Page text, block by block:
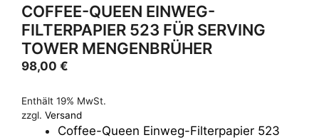
COFFEE-QUEEN EINWEG-
FILTERPAPIER 523 FÜR SERVING
TOWER MENGENBRÜHER
98,00 €
Enthält 19% MwSt.
zzgl. Versand
Coffee-Queen Einweg-Filterpapier 523